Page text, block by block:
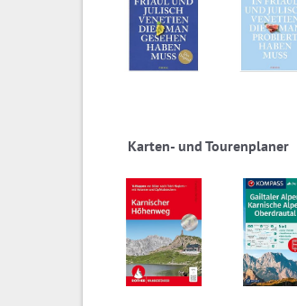
Karten- und Tourenplaner